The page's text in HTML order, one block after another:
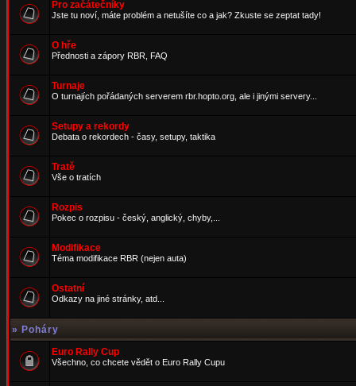
Pro začátečníky
Jste tu noví, máte problém a netušíte co a jak? Zkuste se zeptat tady!
O hře
Přednosti a zápory RBR, FAQ
Turnaje
O turnajích pořádaných serverem rbr.hopto.org, ale i jinými servery...
Setupy a rekordy
Debata o rekordech - časy, setupy, taktika
Tratě
Vše o tratích
Rozpis
Pokec o rozpisu - český, anglický, chyby,...
Modifikace
Téma modifikace RBR (nejen auta)
Ostatní
Odkazy na jiné stránky, atd...
» Poháry
Euro Rally Cup
Všechno, co chcete vědět o Euro Rally Cupu